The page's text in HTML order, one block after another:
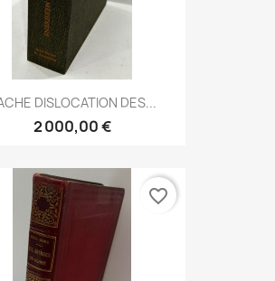
DISLOCATION DES...
2 000,00 €
favorite_border